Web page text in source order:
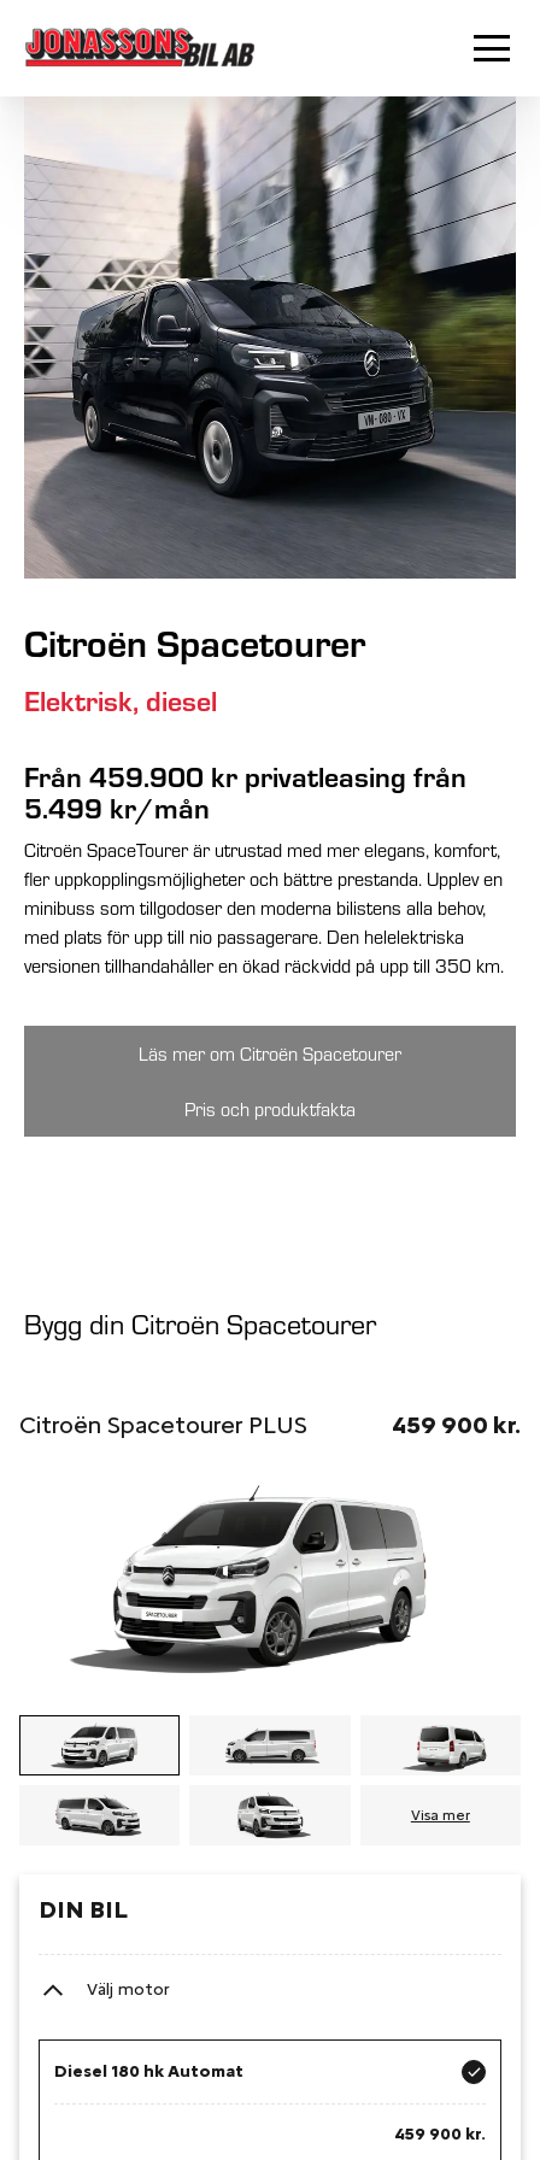
Citroën Spacetourer
Elektrisk, diesel
Från 459.900 kr privatleasing från
5.499 kr/mån
Citroën SpaceTourer är utrustad med mer elegans, komfort,
fler uppkopplingsmöjligheter och bättre prestanda. Upplev en
minibuss som tillgodoser den moderna bilistens alla behov,
med plats för upp till nio passagerare. Den helelektriska
versionen tillhandahåller en ökad räckvidd på upp till 350 km.
Läs mer om Citroën Spacetourer
Pris och produktfakta
Bygg din Citroën Spacetourer